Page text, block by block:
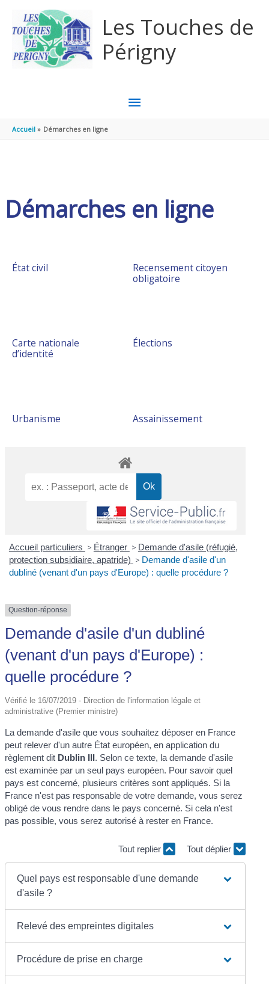
Les Touches de
Périgny
MENU
Accueil Démarches en ligne
Démarches en ligne
État civil
Recensement citoyen
obligatoire
Carte nationale
d’identité
Élections
Urbanisme Assainissement
Accueil particuliers > Étranger > Demande d'asile (réfugié,
protection subsidiaire, apatride) > Demande d'asile d'un
dubliné (venant d'un pays d'Europe) : quelle procédure ?
Question-réponse
Demande d'asile d'un dubliné
(venant d'un pays d'Europe) :
quelle procédure ?
Vérifié le 16/07/2019 - Direction de l'information légale et
administrative (Premier ministre)
La demande d'asile que vous souhaitez déposer en France
peut relever d'un autre État européen, en application du
règlement dit Dublin III. Selon ce texte, la demande d'asile
est examinée par un seul pays européen. Pour savoir quel
pays est concerné, plusieurs critères sont appliqués. Si la
France n'est pas responsable de votre demande, vous serez
obligé de vous rendre dans le pays concerné. Si cela n'est
pas possible, vous serez autorisé à rester en France.
Tout replier Tout déplier
Quel pays est responsable d'une demande
d'asile ?
Relevé des empreintes digitales
Procédure de prise en charge